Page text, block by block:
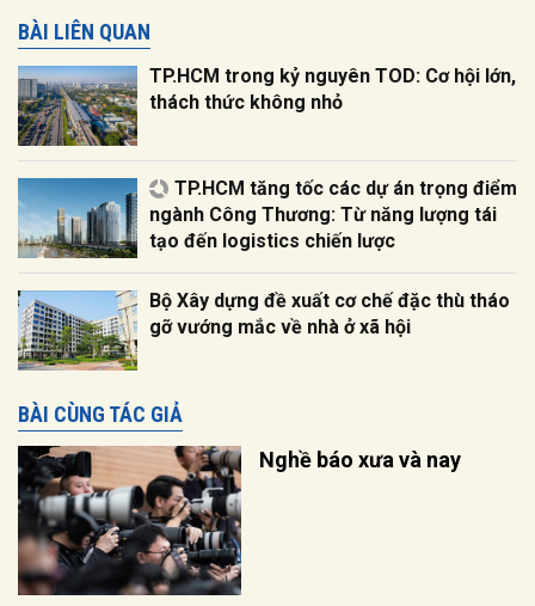
BÀI LIÊN QUAN
TP.HCM trong kỷ nguyên TOD: Cơ hội lớn,
thách thức không nhỏ
TP.HCM tăng tốc các dự án trọng điểm
ngành Công Thương: Từ năng lượng tái
tạo đến logistics chiến lược
Bộ Xây dựng đề xuất cơ chế đặc thù tháo
gỡ vướng mắc về nhà ở xã hội
BÀI CÙNG TÁC GIẢ
Nghề báo xưa và nay